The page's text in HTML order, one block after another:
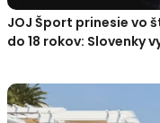
JOJ Šport prinesie vo
do 18 rokov: Slovenky